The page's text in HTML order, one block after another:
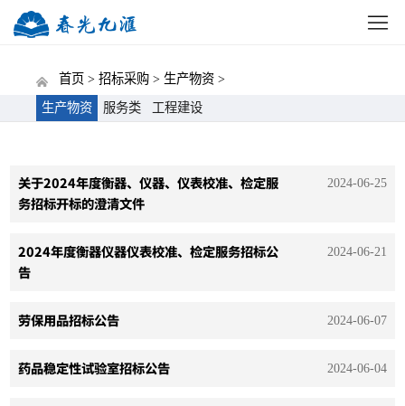
首页 > 招标采购 > 生产物资 >
生产物资
服务类 工程建设
关于2024年度衡器、仪器、仪表校准、检定服
务招标开标的澄清文件
2024-06-25
2024年度衡器仪器仪表校准、检定服务招标公
告
2024-06-21
劳保用品招标公告 2024-06-07
药品稳定性试验室招标公告 2024-06-04